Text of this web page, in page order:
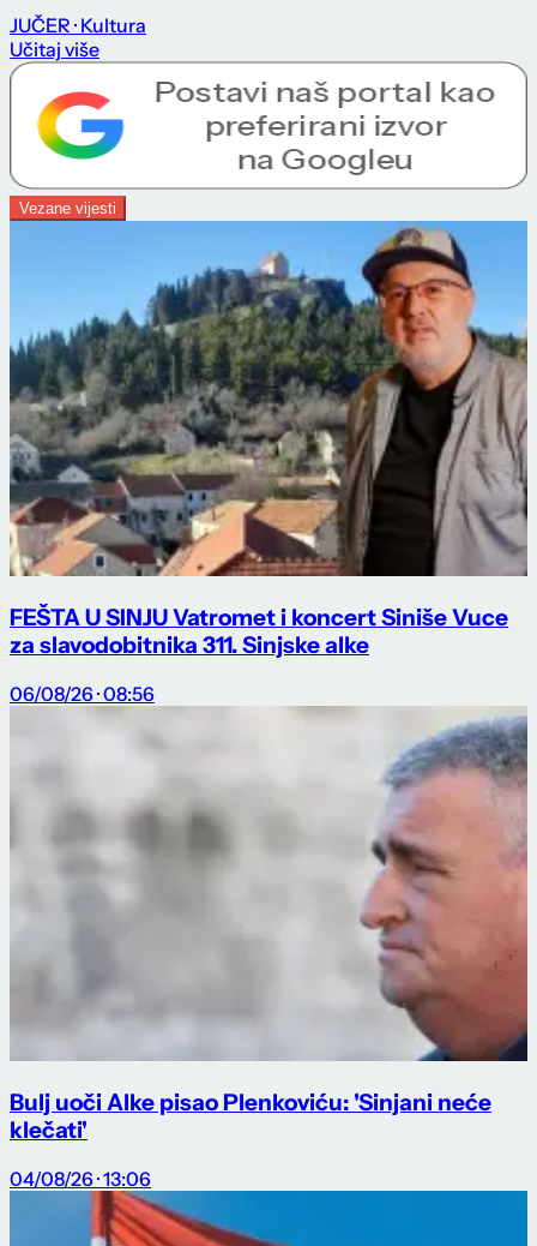
JUČER · Kultura
Učitaj više
Vezane vijesti
FEŠTA U SINJU Vatromet i koncert Siniše Vuce
za slavodobitnika 311. Sinjske alke
06/08/26 · 08:56
Bulj uoči Alke pisao Plenkoviću: 'Sinjani neće
klečati'
04/08/26 · 13:06